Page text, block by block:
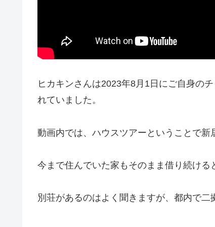
ヒカキンさんは2023年8月1日にご自身の
れていました。
動画内では、ハウスツアーということで新
今まで住んでいた家もそのまま借り続ける
別荘があるのはよく聞きますが、都内で二